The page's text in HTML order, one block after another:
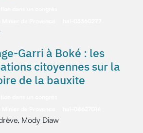
Garri à Boké : les
citoyennes sur la
de la bauxite
Mody Diaw